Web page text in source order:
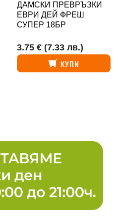
ДАМСКИ ПРЕВРЪЗКИ
ЕВРИ ДЕЙ ФРЕШ
СУПЕР 18БР
3.75 € (7.33 лв.)
КУПИ